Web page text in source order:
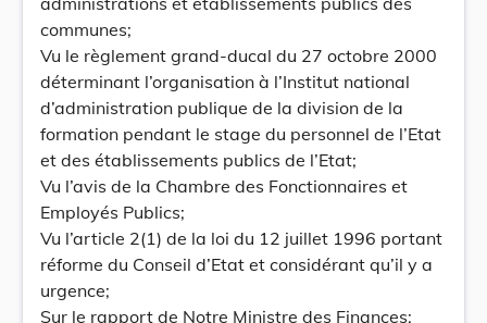
communes;
Vu le règlement grand-ducal du 27 octobre 2000
déterminant l’organisation à l’Institut national
d’administration publique de la division de la
formation pendant le stage du personnel de l’Etat
et des établissements publics de l’Etat;
Vu l’avis de la Chambre des Fonctionnaires et
Employés Publics;
Vu l’article 2(1) de la loi du 12 juillet 1996 portant
réforme du Conseil d’Etat et considérant qu’il y a
urgence;
Sur le rapport de Notre Ministre des Finances;